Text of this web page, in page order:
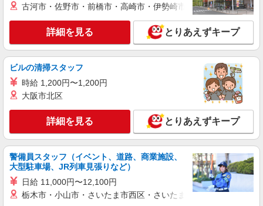
古河市・佐野市・前橋市・高崎市・伊勢崎市・太田市・館林市
詳細を見る とりあえずキープ
ビルの清掃スタッフ
時給 1,200円〜1,200円
大阪市北区
詳細を見る とりあえずキープ
警備員スタッフ（イベント、道路、商業施設、
大型駐車場、JR列車見張りなど）
日給 11,000円〜12,100円
栃木市・小山市・さいたま市西区・さいたま市岩槻区・久喜市・